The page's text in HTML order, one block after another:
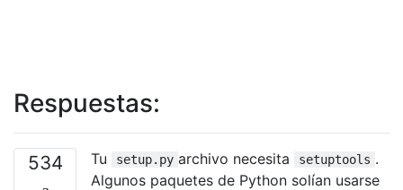
Respuestas:
534 Tu setup.py archivo necesita setuptools .
Algunos paquetes de Python solían usarse